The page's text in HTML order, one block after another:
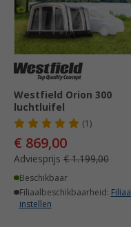
Westfield Orion 300
luchtluifel
(1)
€ 869,00
Adviesprijs € 1.199,00
Beschikbaar
Filiaalbeschikbaarheid: Filiaal
instellen